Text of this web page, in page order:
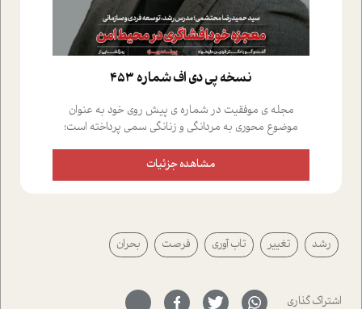
نسخه پي دي اف شماره 453
مجله ی موفقیت در شماره ی پیش روی خود به عنوان
موضوع محوری به مردانگی و زنانگی سمی پرداخته است؛
علیخواه، جامعه شناس در بخش های مختلف تلاش کرده ایم
از دریچه های گوناگون به این موضوع مهم بپردازیم.فصل
پیرامون آن آشنا می کند.در بخش دو فنجان داغ به سراغ افرادی
رفته ایم که موفقیت را در عمل به اثبات رسانده اند؛ سید
حمیدرضا محتشمی که بیست و پنجمین سال فعالیت حرفه
سر نهاده است و نیز کرامت عزیز زاده؛ سفیر صلح و دوستی که
مشاهده جزئیات
رشد تغییر تاب آوری فرصت بحران
اشتراک گذاری